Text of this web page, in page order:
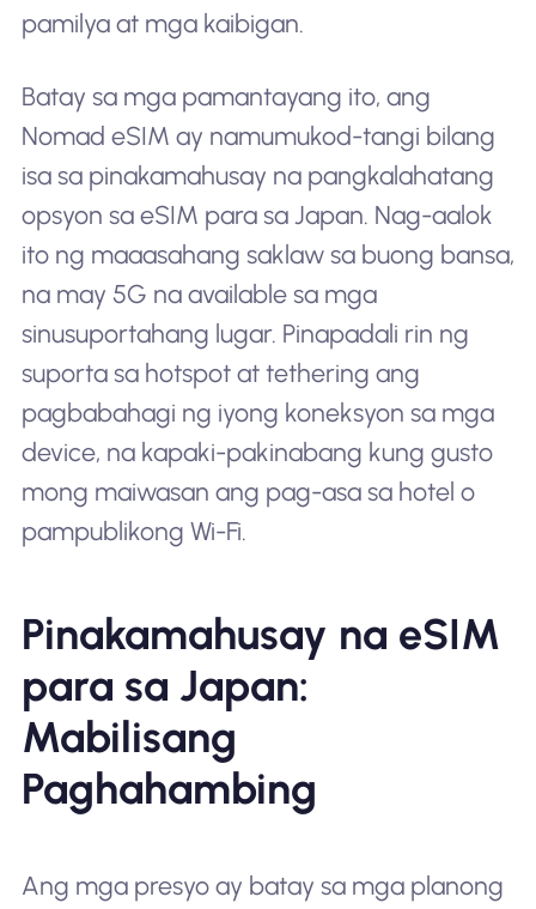
pamilya at mga kaibigan.
Batay sa mga pamantayang ito, ang
Nomad eSIM ay namumukod-tangi bilang
isa sa pinakamahusay na pangkalahatang
opsyon sa eSIM para sa Japan. Nag-aalok
ito ng maaasahang saklaw sa buong bansa,
na may 5G na available sa mga
sinusuportahang lugar. Pinapadali rin ng
suporta sa hotspot at tethering ang
pagbabahagi ng iyong koneksyon sa mga
device, na kapaki-pakinabang kung gusto
mong maiwasan ang pag-asa sa hotel o
pampublikong Wi-Fi.
Pinakamahusay na eSIM
para sa Japan:
Mabilisang
Paghahambing
Ang mga presyo ay batay sa mga planong